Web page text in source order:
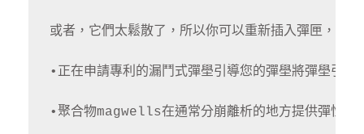
或者，它們太鬆散了，所以你可以重新插入彈匣，但
•正在申請專利的漏鬥式彈壆引導您的彈壆將彈壆引
•聚合物magwells在通常分崩離析的地方提供彈性袋